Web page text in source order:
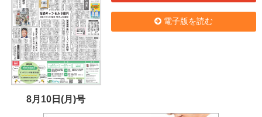
8月10日(月)号
電子版を読む